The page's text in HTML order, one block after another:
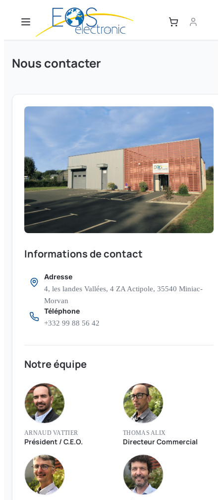
Nous contacter
Informations de contact
Adresse
4, les landes Vallées, 4 ZA Actipole, 35540 Miniac-
Morvan
Téléphone
+332 99 88 56 42
Notre équipe
ARNAUD VATTIER
Président / C.E.O.
THOMAS ALIX
Directeur Commercial